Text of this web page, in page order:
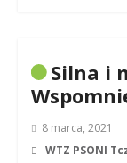
Silna i
8 marca, 2021
WTZ PSONI